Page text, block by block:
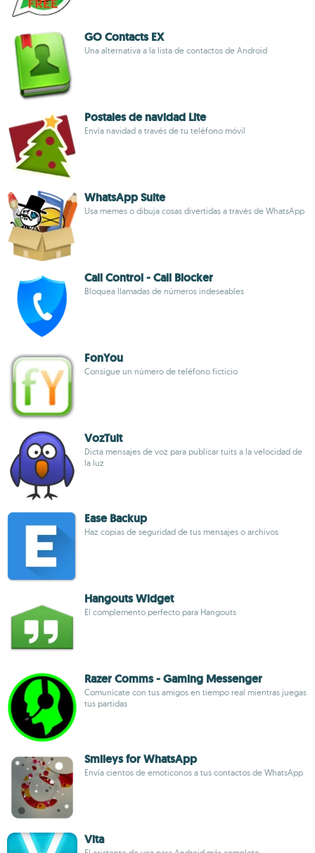
GO Contacts EX
Una alternativa a la lista de contactos de Android
Postales de navidad Lite
Envía navidad a través de tu teléfono móvil
WhatsApp Suite
Usa memes o dibuja cosas divertidas a través de WhatsApp
Call Control - Call Blocker
Bloquea llamadas de números indeseables
FonYou
Consigue un número de teléfono ficticio
VozTuit
Dicta mensajes de voz para publicar tuits a la velocidad de
la luz
Ease Backup
Haz copias de seguridad de tus mensajes o archivos
Hangouts Widget
El complemento perfecto para Hangouts
Razer Comms - Gaming Messenger
Comunícate con tus amigos en tiempo real mientras juegas
tus partidas
Smileys for WhatsApp
Envía cientos de emoticonos a tus contactos de WhatsApp
Vita